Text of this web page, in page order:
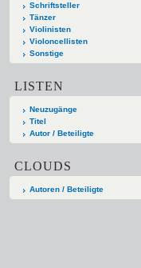
Schriftsteller
Tänzer
Violinisten
Violoncellisten
Sonstige
LISTEN
Neuzugänge
Titel
Autor / Beteiligte
CLOUDS
Autoren / Beteiligte